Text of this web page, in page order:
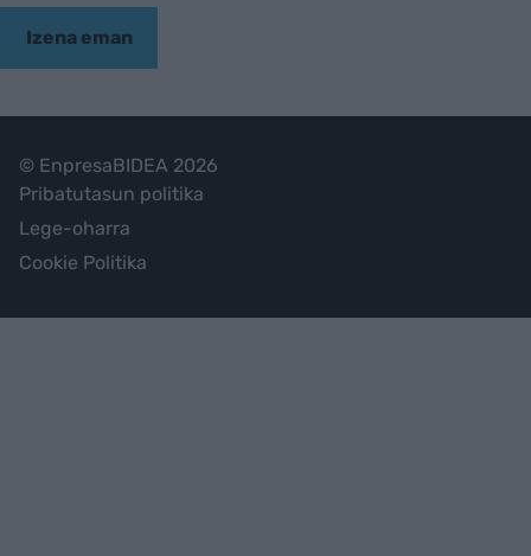
Izena eman
© EnpresaBIDEA 2026
Pribatutasun politika
Lege-oharra
Cookie Politika